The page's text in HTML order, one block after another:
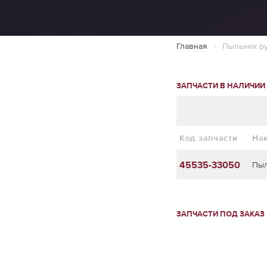
Главная Пыльник
ЗАПЧАСТИ В НАЛИЧИИ
Код запчасти
45535-33050
ЗАПЧАСТИ ПОД ЗАКАЗ